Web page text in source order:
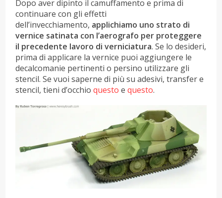
Dopo aver dipinto il camuffamento e prima di
continuare con gli effetti
dell’invecchiamento, applichiamo uno strato di
vernice satinata con l’aerografo per proteggere
il precedente lavoro di verniciatura. Se lo desideri,
prima di applicare la vernice puoi aggiungere le
decalcomanie pertinenti o persino utilizzare gli
stencil. Se vuoi saperne di più su adesivi, transfer e
stencil, tieni d’occhioquesto equesto.